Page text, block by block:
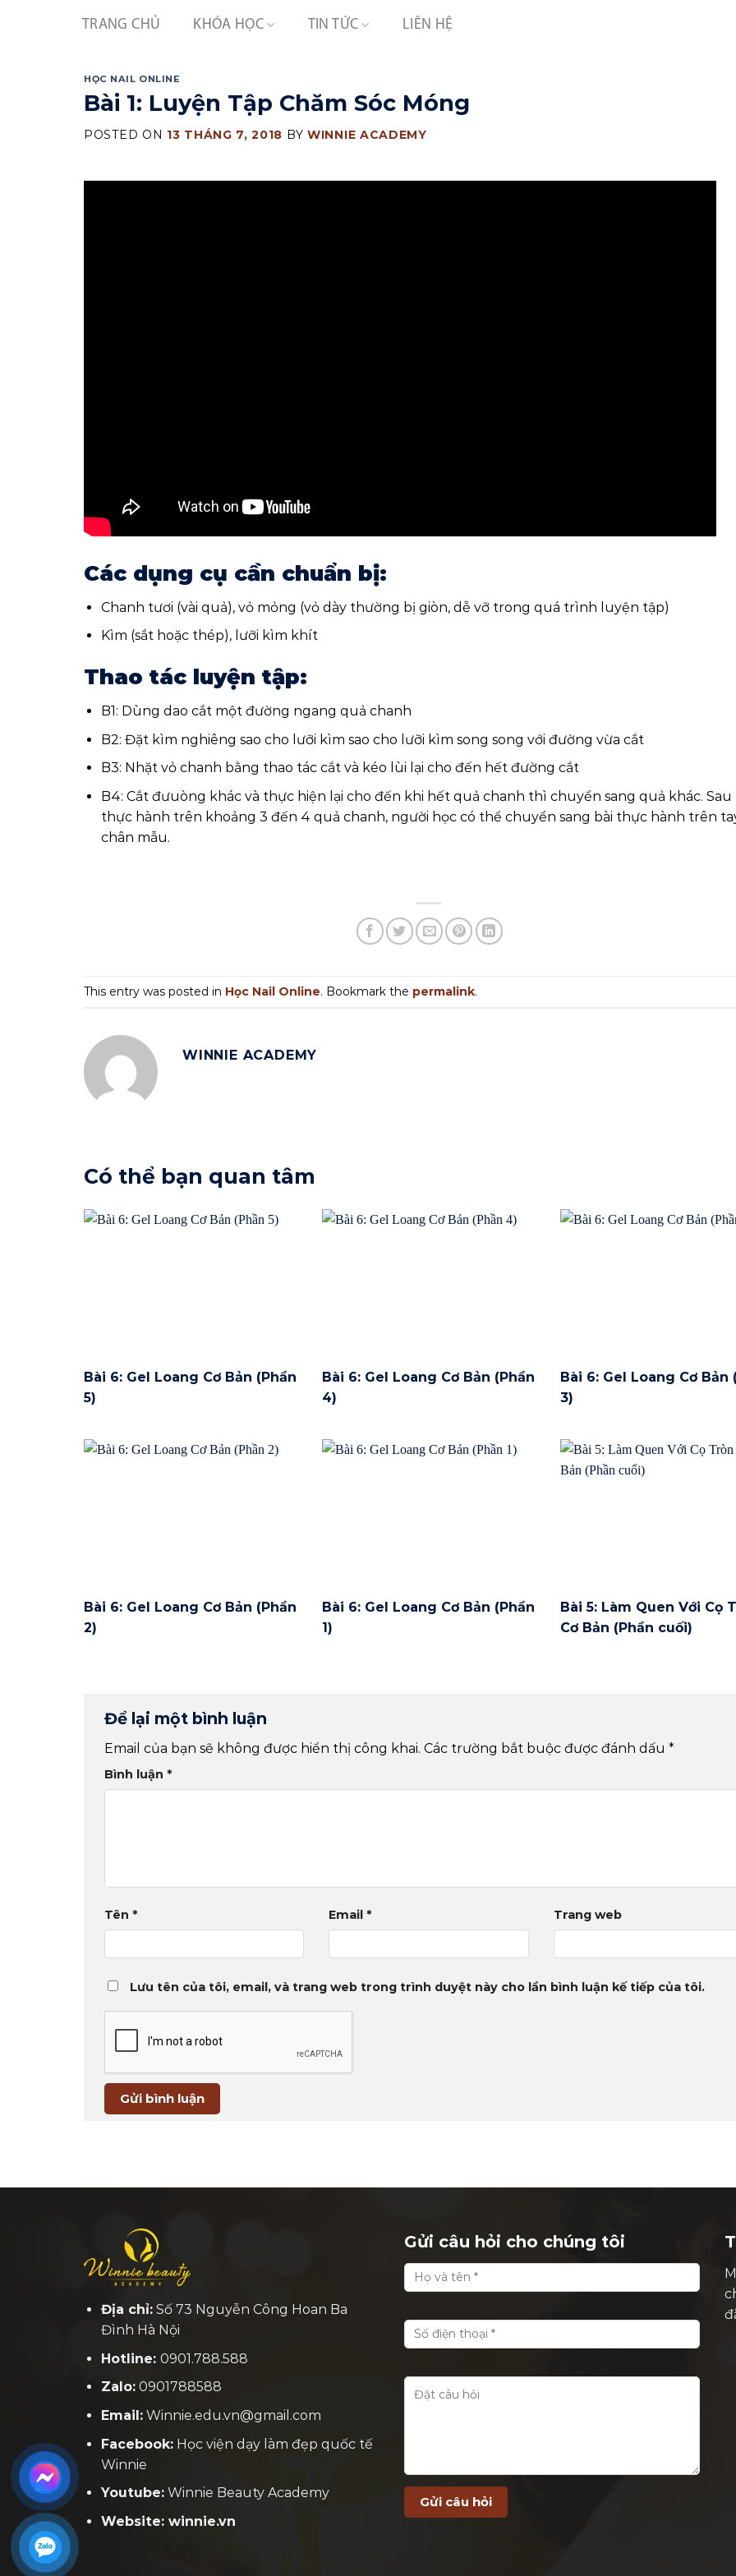
TRANG CHỦ KHÓA HỌC TIN TỨC LIÊN HỆ
HỌC NAIL ONLINE
Bài 1: Luyện Tập Chăm Sóc Móng
POSTED ON 13 THÁNG 7, 2018 BYWINNIE ACADEMY
Các dụng cụ cần chuẩn bị:
Chanh tươi (vài quả), vỏ mỏng (vỏ dày thường bị giòn, dễ vỡ trong quá trình luyện tập)
Kìm (sắt hoặc thép), lưỡi kìm khít
Thao tác luyện tập:
B1: Dùng dao cắt một đường ngang quả chanh
B2: Đặt kìm nghiêng sao cho lưỡi kìm sao cho lưỡi kìm song song với đường vừa cắt
B3: Nhặt vỏ chanh bằng thao tác cắt và kéo lùi lại cho đến hết đường cắt
B4: Cắt đưuòng khác và thực hiện lại cho đến khi hết quả chanh thì chuyển sang quả khác. Sau
thực hành trên khoảng 3 đến 4 quả chanh, người học có thể chuyển sang bài thực hành trên
chân mẫu.
This entry was posted in Học Nail Online. Bookmark the permalink.
WINNIE ACADEMY
Có thể bạn quan tâm
Bài 6: Gel Loang Cơ Bản (Phần
5)
Bài 6: Gel Loang Cơ Bản (Phần
4)
Bài 6: Gel Loang Cơ Bản
3)
Bài 6: Gel Loang Cơ Bản (Phần
2)
Bài 6: Gel Loang Cơ Bản (Phần
1)
Bài 5: Làm Quen Với Cọ
Cơ Bản (Phần cuối)
Để lại một bình luận
Email của bạn sẽ không được hiển thị công khai. Các trường bắt buộc được đánh dấu *
Bình luận *
Tên * Email* Trang web
Lưu tên của tôi, email, và trang web trong trình duyệt này cho lần bình luận kế tiếp của tôi.
Địa chỉ:Số 73 Nguyễn Công Hoan Ba
Đình Hà Nội
Hotline: 0901.788.588
Zalo:0901788588
Email:Winnie.edu.vn@gmail.com
Facebook:Học viện dạy làm đẹp quốc tế
Winnie
Youtube:Winnie Beauty Academy
Website: winnie.vn
Gửi câu hỏi cho chúng tôi